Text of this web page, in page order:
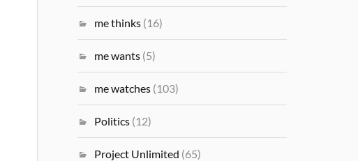
me thinks (16)
me wants (5)
me watches (103)
Politics (12)
Project Unlimited (65)